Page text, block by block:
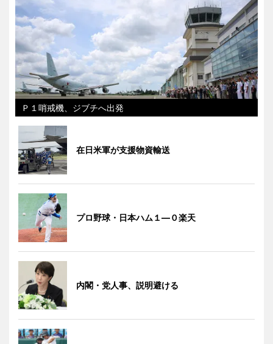
Ｐ１哨戒機、ジブチへ出発
在日米軍が支援物資輸送
プロ野球・日本ハム１―０楽天
内閣・党人事、説明避ける